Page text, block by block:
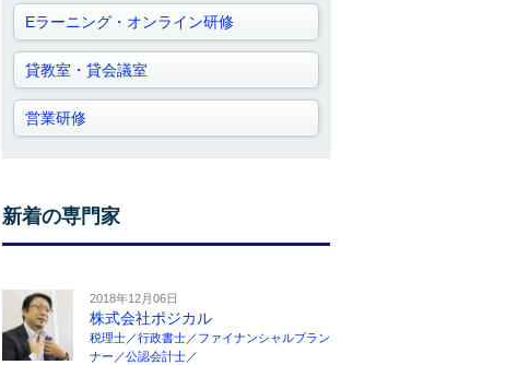
Eラーニング・オンライン研修
貸教室・貸会議室
営業研修
新着の専門家
2018年12月06日
株式会社ポジカル
税理士 ／行政書士 ／ファイナンシャルプラン
ナー ／公認会計士 ／